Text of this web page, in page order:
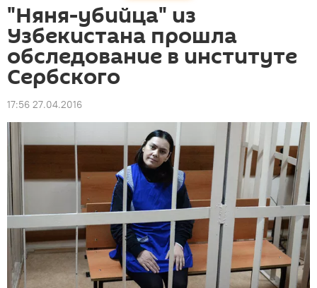
"Няня-убийца" из
Узбекистана прошла
обследование в институте
Сербского
17:56 27.04.2016